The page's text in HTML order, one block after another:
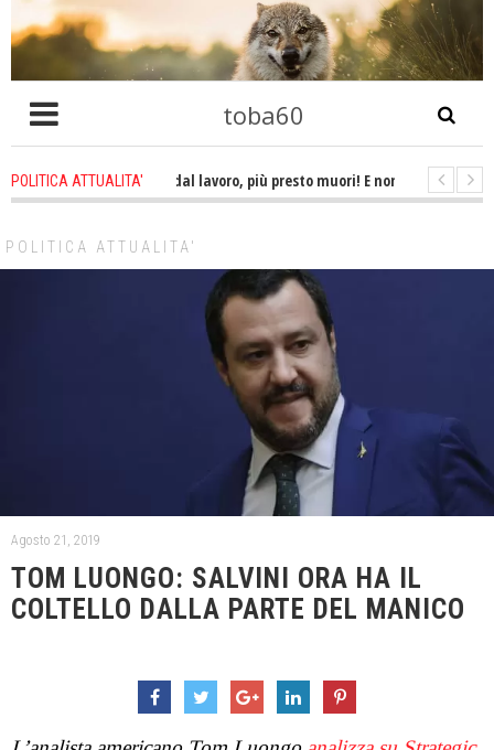
toba60
POLITICA ATTUALITA'
tardi ti ritiri dal lavoro, più presto muori! E non ti godi la pensione. Lo
POLITICA ATTUALITA'
Agosto 21, 2019
TOM LUONGO: SALVINI ORA HA IL
COLTELLO DALLA PARTE DEL MANICO